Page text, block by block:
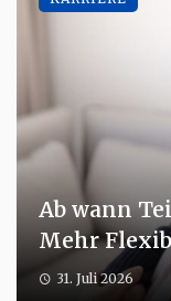
Ab wann
Mehr
31. Juli 2026